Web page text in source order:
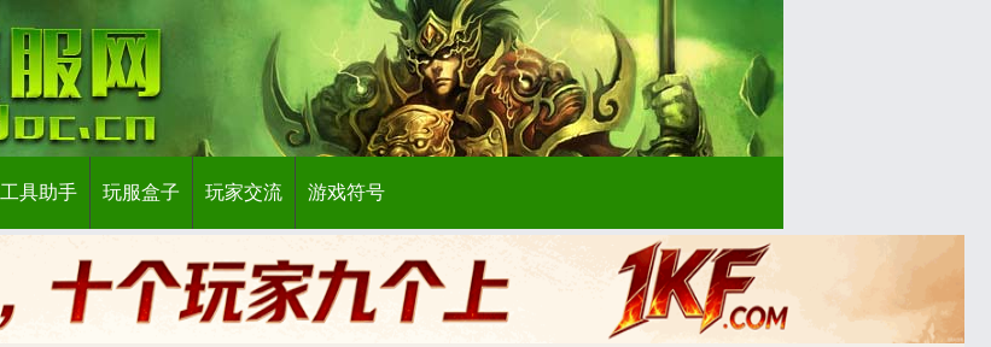
工具助手 玩服盒子 玩家交流 游戏符号